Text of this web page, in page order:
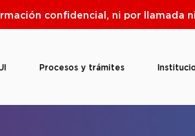
confidencial, ni por llamada
Procesos y trámites